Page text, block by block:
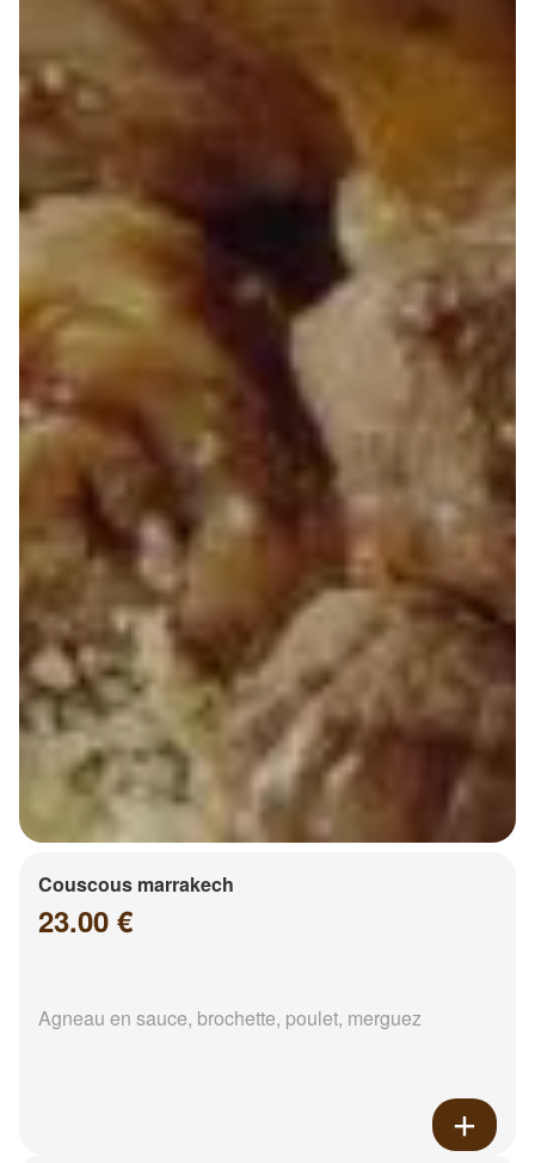
Couscous marrakech
23.00 €
Agneau en sauce, brochette, poulet, merguez